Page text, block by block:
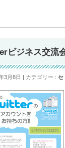
ビジネス交流
3月8日 カテゴリー : セ